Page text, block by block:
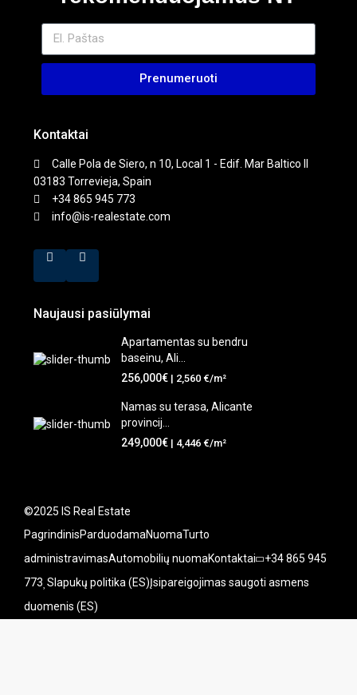
Prenumeruoti
Kontaktai
Calle Pola de Siero, n 10, Local 1 - Edif. Mar Baltico II
03183 Torrevieja, Spain
+34 865 945 773
info@is-realestate.com
Naujausi pasiūlymai
Apartamentas su bendru
baseinu, Ali...
256,000€ | 2,560 €/m²
Namas su terasa, Alicante
provincij...
249,000€ | 4,446 €/m²
©2025 IS Real Estate
PagrindinisParduodamaNuomaTurto
administravimasAutomobilių nuomaKontaktai +34 865 945
773 Slapukų politika (ES)Įsipareigojimas saugoti asmens
duomenis (ES)